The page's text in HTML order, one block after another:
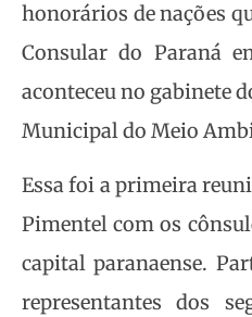
honorários de nações
Consular do Paraná
aconteceu no gabinete
Municipal do Meio
Essa foi a primeira
Pimentel com os
capital paranaense.
representantes dos